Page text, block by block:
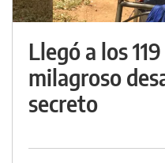
Llegó a los
milagroso
secreto